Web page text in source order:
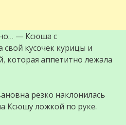
— Ксюша с
кусочек курицы и
которая аппетитно лежала
резко наклонилась
Ксюшу ложкой по руке.